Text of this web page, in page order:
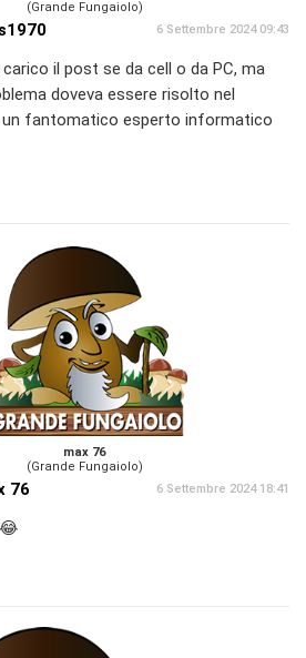
(Grande Fungaiolo)
6 Settembre 2024 09:43
carico il post se da cell o da PC, ma
doveva essere risolto nel
un fantomatico esperto informatico
max 76
(Grande Fungaiolo)
76 6 Settembre 2024 18:41